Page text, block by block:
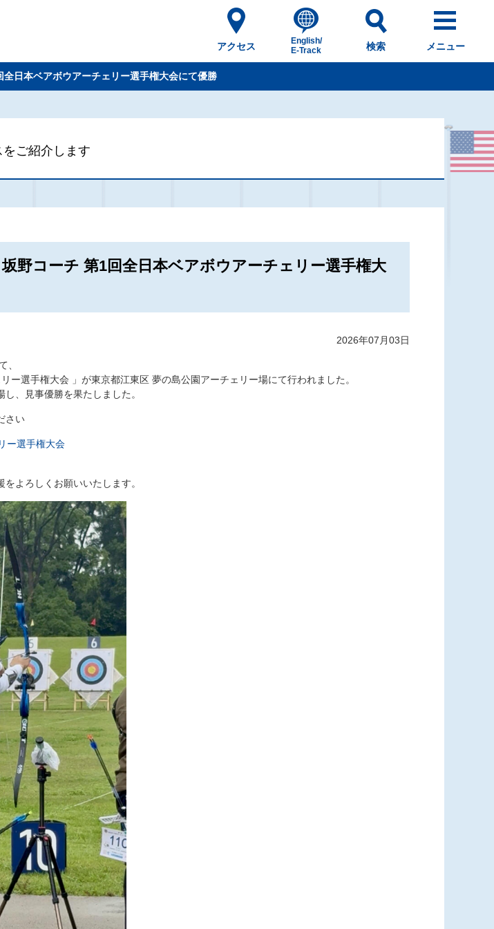
アクセス
English/
E-Track
検索 メニュー
全日本ベアボウアーチェリー選手権大会にて優勝
ご紹介します
坂野コーチ 第1回全日本ベアボウアーチェリー選手権大
2026年07月03日
、
ー選手権大会 」が東京都江東区 夢の島公園アーチェリー場にて行われました。
、見事優勝を果たしました。
さい
ー選手権大会
よろしくお願いいたします。